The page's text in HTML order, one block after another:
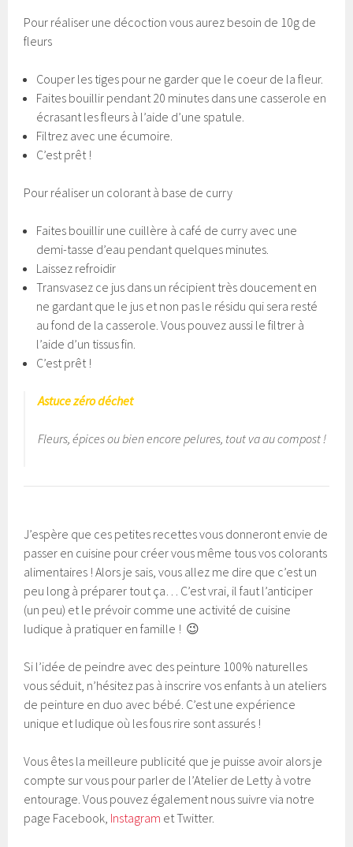
Pour réaliser une décoction vous aurez besoin de 10g de
fleurs
Couper les tiges pour ne garder que le coeur de la fleur.
Faites bouillir pendant 20 minutes dans une casserole en
écrasant les fleurs à l’aide d’une spatule.
Filtrez avec une écumoire.
C’est prêt !
Pour réaliser un colorant à base de curry
Faites bouillir une cuillère à café de curry avec une
demi-tasse d’eau pendant quelques minutes.
Laissez refroidir
Transvasez ce jus dans un récipient très doucement en
ne gardant que le jus et non pas le résidu qui sera resté
au fond de la casserole. Vous pouvez aussi le filtrer à
l’aide d’un tissus fin.
C’est prêt !
Astuce zéro déchet
Fleurs, épices ou bien encore pelures, tout va au compost !
J’espère que ces petites recettes vous donneront envie de
passer en cuisine pour créer vous même tous vos colorants
alimentaires ! Alors je sais, vous allez me dire que c’est un
peu long à préparer tout ça… C’est vrai, il faut l’anticiper
(un peu) et le prévoir comme une activité de cuisine
ludique à pratiquer en famille ! 😉
Si l’idée de peindre avec des peinture 100% naturelles
vous séduit, n’hésitez pas à inscrire vos enfants à un ateliers
de peinture en duo avec bébé. C’est une expérience
unique et ludique où les fous rire sont assurés !
Vous êtes la meilleure publicité que je puisse avoir alors je
compte sur vous pour parler de l’Atelier de Letty à votre
entourage. Vous pouvez également nous suivre via notre
page Facebook, Instagram et Twitter.